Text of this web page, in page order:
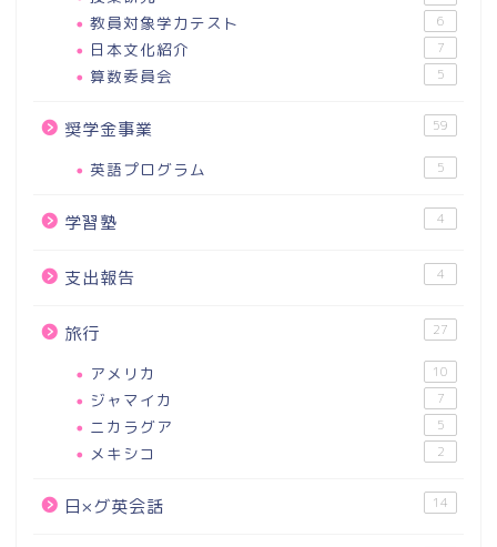
教員対象学力テスト 6
日本文化紹介 7
算数委員会 5
奨学金事業 59
英語プログラム 5
学習塾 4
支出報告 4
旅行 27
アメリカ 10
ジャマイカ 7
ニカラグア 5
メキシコ 2
日×グ英会話 14